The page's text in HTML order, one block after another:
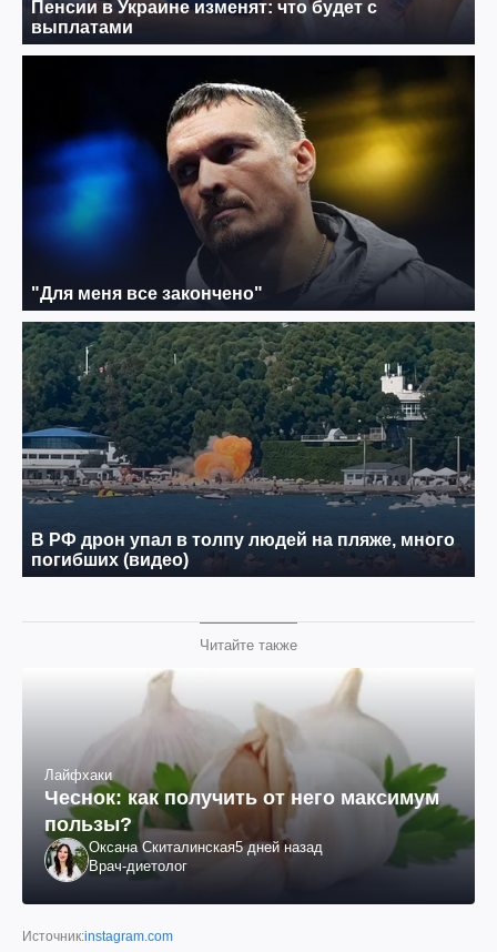
Читайте также
Лайфхаки
Чеснок: как получить от него максимум
пользы?
Оксана Скиталинская5 дней назад
Врач-диетолог
Источник:instagram.com